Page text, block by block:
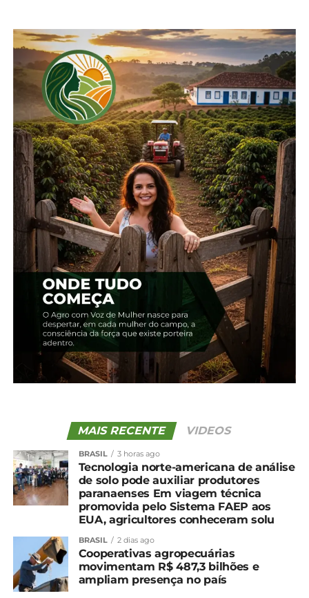
Compartilhe isso:
Facebook 18+
Relacionado
Cotação agrícola para a
região de Guarapuava
19 de fevereiro, 2024
Em "Guarapuava"
Cotação agrícola para
região de Guarapuava
1 de fevereiro, 2024
Em "Guarapuava"
Cotação agrícola para
região de Guarapuava
5 de fevereiro, 2024
Em "Guarapuava"
TÓPICOS RELACIONADOS:
UP NEXT
Morre Nivaldo Krüger, ex-prefeito de
Guarapuava
MAIS RECENTE VIDEOS
BRASIL 3 horas ago
Tecnologia norte-americana de análise
de solo pode auxiliar produtores
paranaenses Em viagem técnica
promovida pelo Sistema FAEP aos
EUA, agricultores conheceram solu
BRASIL 2 dias ago
Cooperativas agropecuárias
movimentam R$ 487,3 bilhões e
ampliam presença no país